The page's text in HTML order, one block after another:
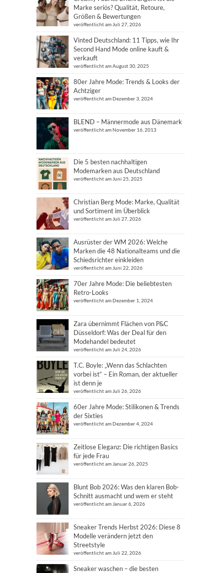
Marke seriös? Qualität, Retoure,
Größen & Bewertungen
veröffentlicht am Juli 27, 2026
Vinted Deutschland: 11 Tipps, wie Ihr
Second Hand Mode online kauft &
verkauft
veröffentlicht am August 30, 2025
80er Jahre Mode: Trends & Looks der
Achtziger
veröffentlicht am Dezember 3, 2024
BLEND – Männermode aus Dänemark
veröffentlicht am November 16, 2013
Die 5 besten nachhaltigen
Modemarken aus Deutschland
veröffentlicht am Juni 25, 2025
Christian Berg Mode: Marke, Qualität
und Sortiment im Überblick
veröffentlicht am Juli 27, 2026
Ausrüster der WM 2026: Welche
Marken die 48 Nationalteams und die
Schiedsrichter einkleiden
veröffentlicht am Juni 22, 2026
70er Jahre Mode: Die beliebtesten
Retro-Looks
veröffentlicht am Dezember 1, 2024
Zara übernimmt Flächen von P&C
Düsseldorf: Was der Deal für den
Modehandel bedeutet
veröffentlicht am Juli 24, 2026
T.C. Boyle: „Wenn das Schlachten
vorbei ist“ – Ein Roman, der aktueller
ist denn je
veröffentlicht am Juli 26, 2026
60er Jahre Mode: Stilikonen & Trends
der Sixties
veröffentlicht am Dezember 4, 2024
Zeitlose Eleganz: Die richtigen Basics
für jede Frau
veröffentlicht am Januar 26, 2025
Blunt Bob 2026: Was den klaren Bob-
Schnitt ausmacht und wem er steht
veröffentlicht am Januar 6, 2026
Sneaker Trends Herbst 2026: Diese 8
Modelle verändern jetzt den
Streetstyle
veröffentlicht am Juli 22, 2026
Sneaker waschen – die besten